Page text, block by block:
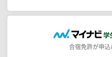
合宿免許が申込